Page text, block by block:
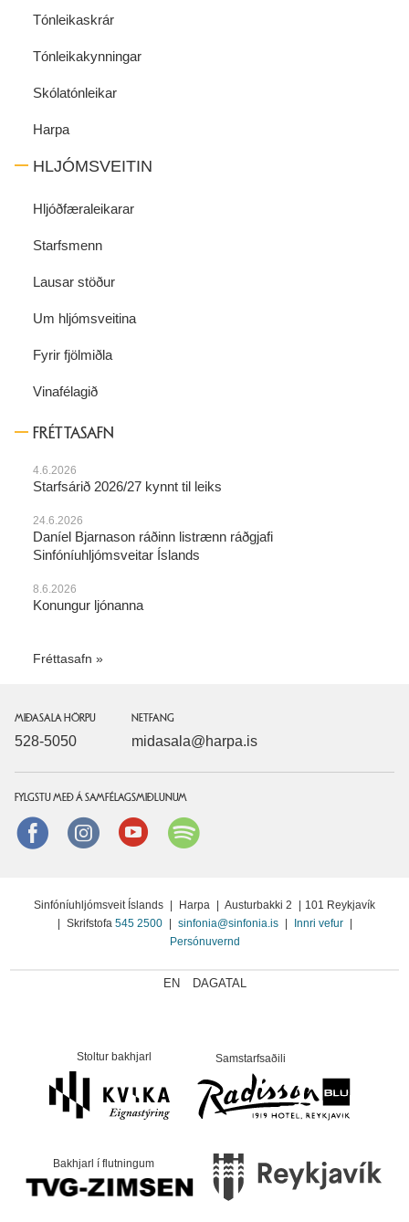
Tónleikaskrár
Tónleikakynningar
Skólatónleikar
Harpa
HLJÓMSVEITIN
Hljóðfæraleikarar
Starfsmenn
Lausar stöður
Um hljómsveitina
Fyrir fjölmiðla
Vinafélagið
FRÉTTASAFN
4.6.2026
Starfsárið 2026/27 kynnt til leiks
24.6.2026
Daníel Bjarnason ráðinn listrænn ráðgjafi
Sinfóníuhljómsveitar Íslands
8.6.2026
Konungur ljónanna
Fréttasafn
MIÐASALA HÖRPU
528-5050
NETFANG
midasala@harpa.is
FYLGSTU MEÐ Á SAMFÉLAGSMIÐLUNUM
FacebookinstagramYoutube
Sinfóníuhljómsveit Íslands Harpa Austurbakki 2
101 Reykjavík
Skrifstofa 545 2500 sinfonia@sinfonia.is Innri vefur
Persónuvernd
EN DAGATAL
Stoltur bakhjarl Samstarfsaðili
Bakhjarl í flutningum